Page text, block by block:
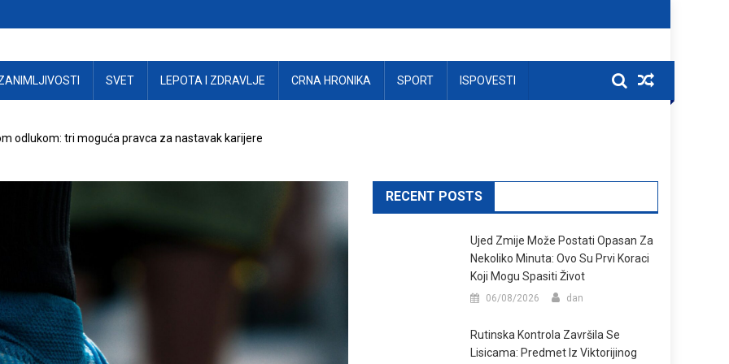
SVET LEPOTA I ZDRAVLJE CRNA HRONIKA SPORT ISPOVESTI
odlukom: tri moguća pravca za nastavak karijere
RECENT POSTS
Ujed Zmije Može Postati Opasan Za
Nekoliko Minuta: Ovo Su Prvi Koraci
Koji Mogu Spasiti Život
06/08/2026 dan
Rutinska Kontrola Završila Se
Lisicama: Predmet Iz Viktorijinog